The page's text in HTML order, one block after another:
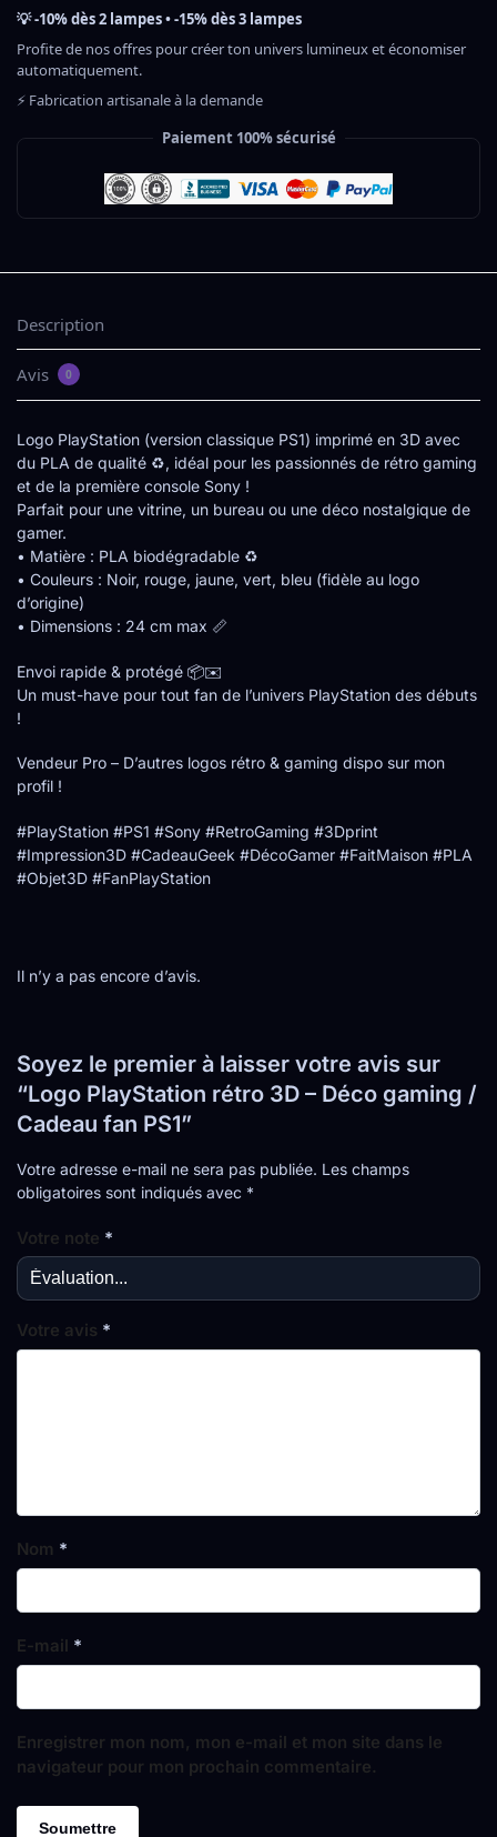
💡 -10% dès 2 lampes • -15% dès 3 lampes
Profite de nos offres pour créer ton univers lumineux et économiser
automatiquement.
⚡ Fabrication artisanale à la demande
Paiement 100% sécurisé
Description
Avis 0
Logo PlayStation (version classique PS1) imprimé en 3D avec
du PLA de qualité ♻️, idéal pour les passionnés de rétro gaming
et de la première console Sony !
Parfait pour une vitrine, un bureau ou une déco nostalgique de
gamer.
• Matière : PLA biodégradable ♻️
• Couleurs : Noir, rouge, jaune, vert, bleu (fidèle au logo
d’origine)
• Dimensions : 24 cm max 📏
Envoi rapide & protégé 📦✉️
Un must-have pour tout fan de l’univers PlayStation des débuts
!
Vendeur Pro – D’autres logos rétro & gaming dispo sur mon
profil !
#PlayStation #PS1 #Sony #RetroGaming #3Dprint
#Impression3D #CadeauGeek #DécoGamer #FaitMaison #PLA
#Objet3D #FanPlayStation
Il n’y a pas encore d’avis.
Soyez le premier à laisser votre avis sur
“Logo PlayStation rétro 3D – Déco gaming /
Cadeau fan PS1”
Votre adresse e-mail ne sera pas publiée. Les champs
obligatoires sont indiqués avec *
Votre note *
Votre avis *
Nom *
E-mail *
Enregistrer mon nom, mon e-mail et mon site dans le
navigateur pour mon prochain commentaire.